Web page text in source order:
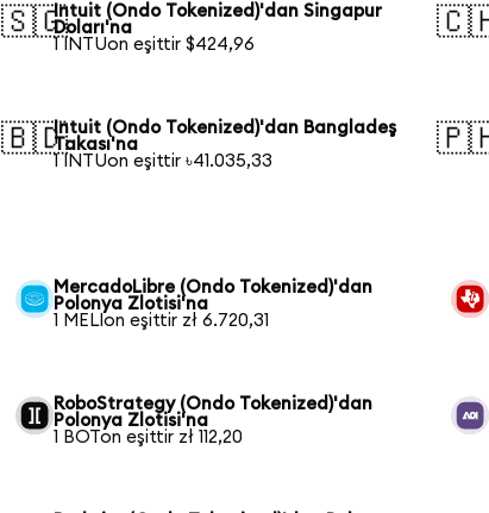
🇸🇬Intuit (Ondo Tokenized)'dan Singapur
Doları'na
1 INTUon eşittir $424,96
🇧🇩Intuit (Ondo Tokenized)'dan Bangladeş
Takası'na
1 INTUon eşittir ৳41.035,33
MercadoLibre (Ondo Tokenized)'dan
Polonya Zlotisi'na
1 MELIon eşittir zł 6.720,31
RoboStrategy (Ondo Tokenized)'dan
Polonya Zlotisi'na
1 BOTon eşittir zł 112,20